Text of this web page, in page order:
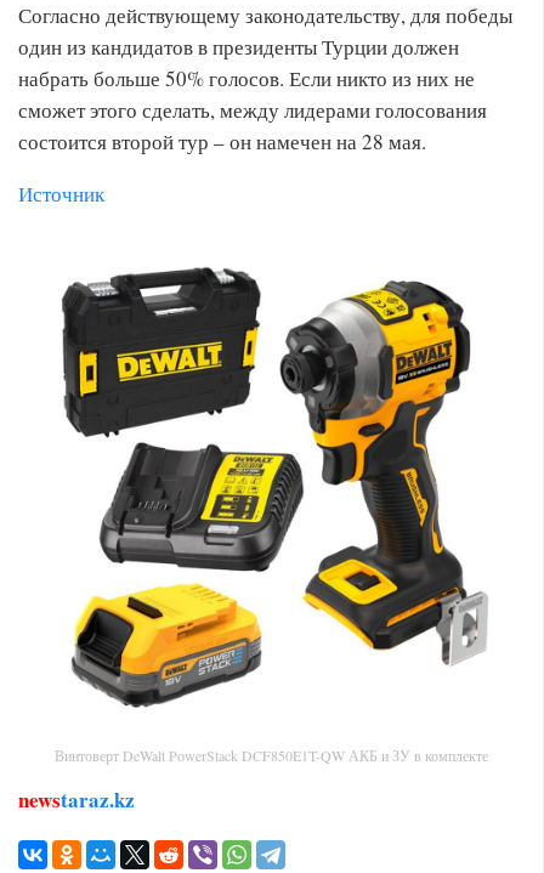
Согласно действующему законодательству, для победы
один из кандидатов в президенты Турции должен
набрать больше 50% голосов. Если никто из них не
сможет этого сделать, между лидерами голосования
состоится второй тур – он намечен на 28 мая.
Источник
Винтоверт DeWalt PowerStack DCF850E1T-QW АКБ и ЗУ в комплекте
newstaraz.kz